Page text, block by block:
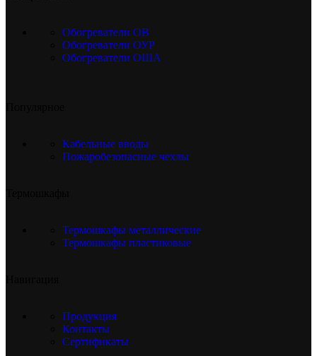
Обогреватели ОВ
Обогреватели ОУР
Обогреватели ОША
Кабельные вводы
Пожаробезопасные чехлы
Термошкафы металлические
Термошкафы пластиковые
Продукция
Контакты
Сертификаты